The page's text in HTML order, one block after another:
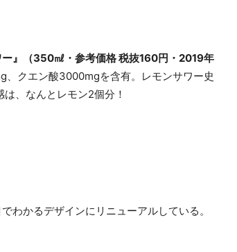
』（350㎖・参考価格 税抜160円・2019年
クエン酸3000mgを含有。レモンサワー史
、なんとレモン2個分！
わかるデザインにリニューアルしている。